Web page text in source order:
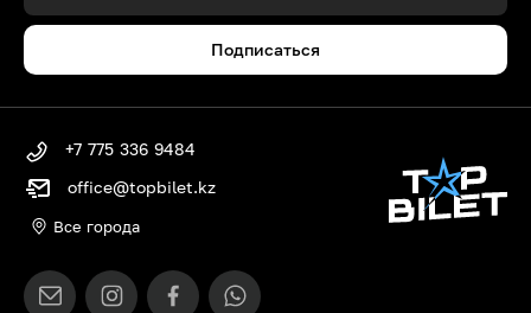
Подписаться
+7 775 336 9484
office@topbilet.kz
Все города